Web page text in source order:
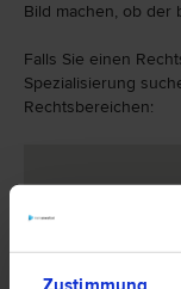
Zustimmung
Bild machen, ob der
Falls Sie einen
Spezialisierung
Rechtsbereichen: